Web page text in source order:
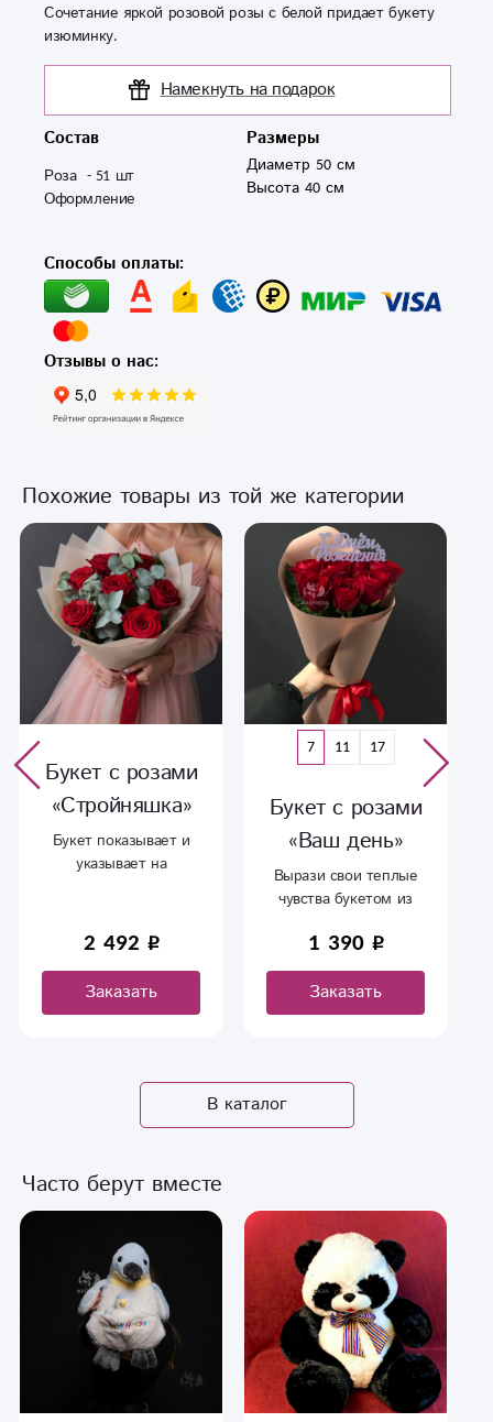
Сочетание яркой розовой розы с белой придает букету
изюминку.
Намекнуть на подарок
Состав
Роза  - 51 шт
Оформление
Размеры
Диаметр 50 см
Высота 40 см
Способы оплаты:
Отзывы о нас:
Похожие товары из той же категории
Букет с розами
«Стройняшка»
Букет показывает и
указывает на
2 492
Заказать
7 11 17
Букет с розами
«Ваш день»
Вырази свои теплые
чувства букетом из
роз .
1 390
Заказать
В каталог
Часто берут вместе